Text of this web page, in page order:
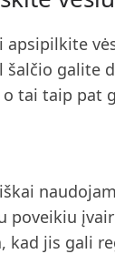
apsipilkite
šalčio galite
o tai taip pat
poveikiu
kad jis gali